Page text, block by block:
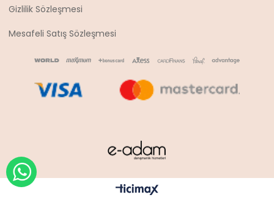
Gizlilik Sözleşmesi
Mesafeli Satış Sözleşmesi